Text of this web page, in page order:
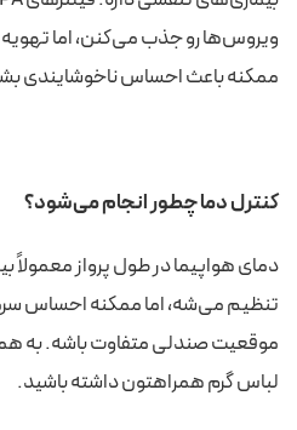
ویروس‌ها رو جذب می‌کنن، اما
ممکنه باعث احساس ناخوشایندی
کنترل دما چطور انجام می‌شود؟
تنظیم می‌شه، اما ممکنه احساس سرما
موقعیت صندلی متفاوت باشه. به
لباس گرم همراهتون داشته باشید.